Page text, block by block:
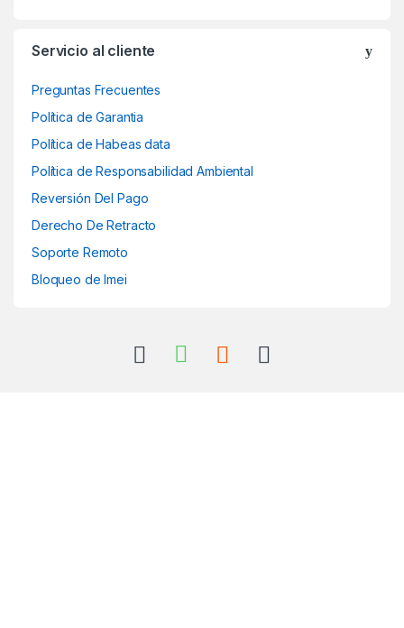
Servicio al cliente
Preguntas Frecuentes
Política de Garantia
Política de Habeas data
Política de Responsabilidad Ambiental
Reversión Del Pago
Derecho De Retracto
Soporte Remoto
Bloqueo de Imei